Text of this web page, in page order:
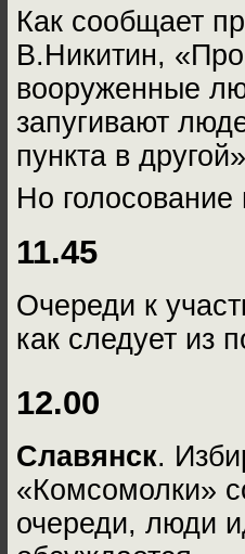
Как сообщает
В.Никитин,
вооруженные
запугивают
пункта в
Но голосование
11.45
Очереди к
как следует из
12.00
Славянск.
«Комсомолки»
очереди, люди